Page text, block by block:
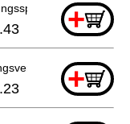
M4+
M4
+